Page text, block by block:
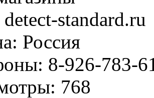
detect-standard.ru
Россия
8-926-783-
768